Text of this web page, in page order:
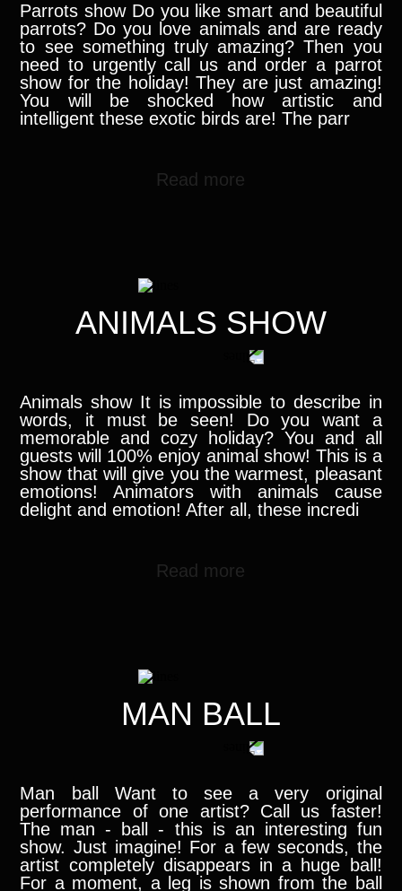
Parrots show Do you like smart and beautiful
parrots? Do you love animals and are ready
to see something truly amazing? Then you
need to urgently call us and order a parrot
show for the holiday! They are just amazing!
You will be shocked how artistic and
intelligent these exotic birds are! The parr
Read more
ANIMALS SHOW
Animals show It is impossible to describe in
words, it must be seen! Do you want a
memorable and cozy holiday? You and all
guests will 100% enjoy animal show! This is a
show that will give you the warmest, pleasant
emotions! Animators with animals cause
delight and emotion! After all, these incredi
Read more
MAN BALL
Man ball Want to see a very original
performance of one artist? Call us faster!
The man - ball - this is an interesting fun
show. Just imagine! For a few seconds, the
artist completely disappears in a huge ball!
For a moment, a leg is shown from the ball